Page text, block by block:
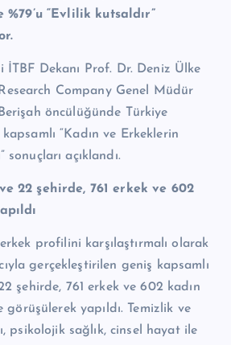
%79’u “Evlilik kutsaldır”
İTBF Dekanı Prof. Dr. Deniz Ülke
Company Genel Müdür
Berişah öncülüğünde Türkiye
“Kadın ve Erkeklerin
sonuçları açıklandı.
22 şehirde, 761 erkek ve 602
erkek profilini karşılaştırmalı olarak
gerçekleştirilen geniş kapsamlı
şehirde, 761 erkek ve 602 kadın
görüşülerek yapıldı. Temizlik ve
psikolojik sağlık, cinsel hayat ile